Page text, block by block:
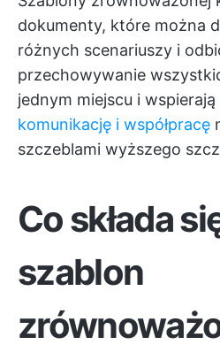
dokumenty, które można
różnych scenariuszy i
przechowywanie
jednym miejscu i
komunikację i współpracę
szczeblami wyższego
Co składa
szablon